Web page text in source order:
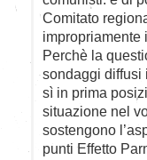
Comitato
impropriamente
Perchè la
sondaggi diffusi
sì in prima
situazione nel
sostengono
punti Effetto